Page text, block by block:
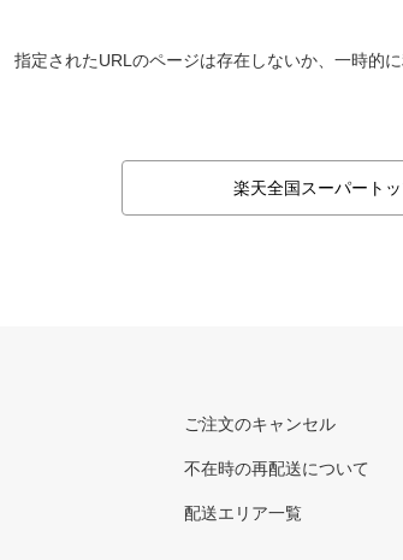
指定されたURLのページは存在しないか、一時的
楽天全国スーパート
ご注文のキャンセル
不在時の再配送について
配送エリア一覧